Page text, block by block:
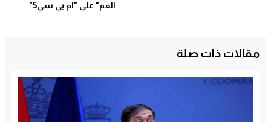
العم" على "ام بي سي5"
مقالات ذات صلة